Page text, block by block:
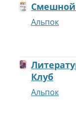
Альпок
Клуб
Альпок